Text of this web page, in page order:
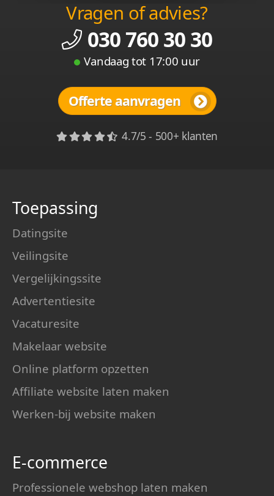
Vragen of advies?
030 760 30 30
Vandaag tot 17:00 uur
Offerte aanvragen
4.7/5 - 500+ klanten
Toepassing
Datingsite
Veilingsite
Vergelijkingssite
Advertentiesite
Vacaturesite
Makelaar website
Online platform opzetten
Affiliate website laten maken
Werken-bij website maken
E-commerce
Professionele webshop laten maken